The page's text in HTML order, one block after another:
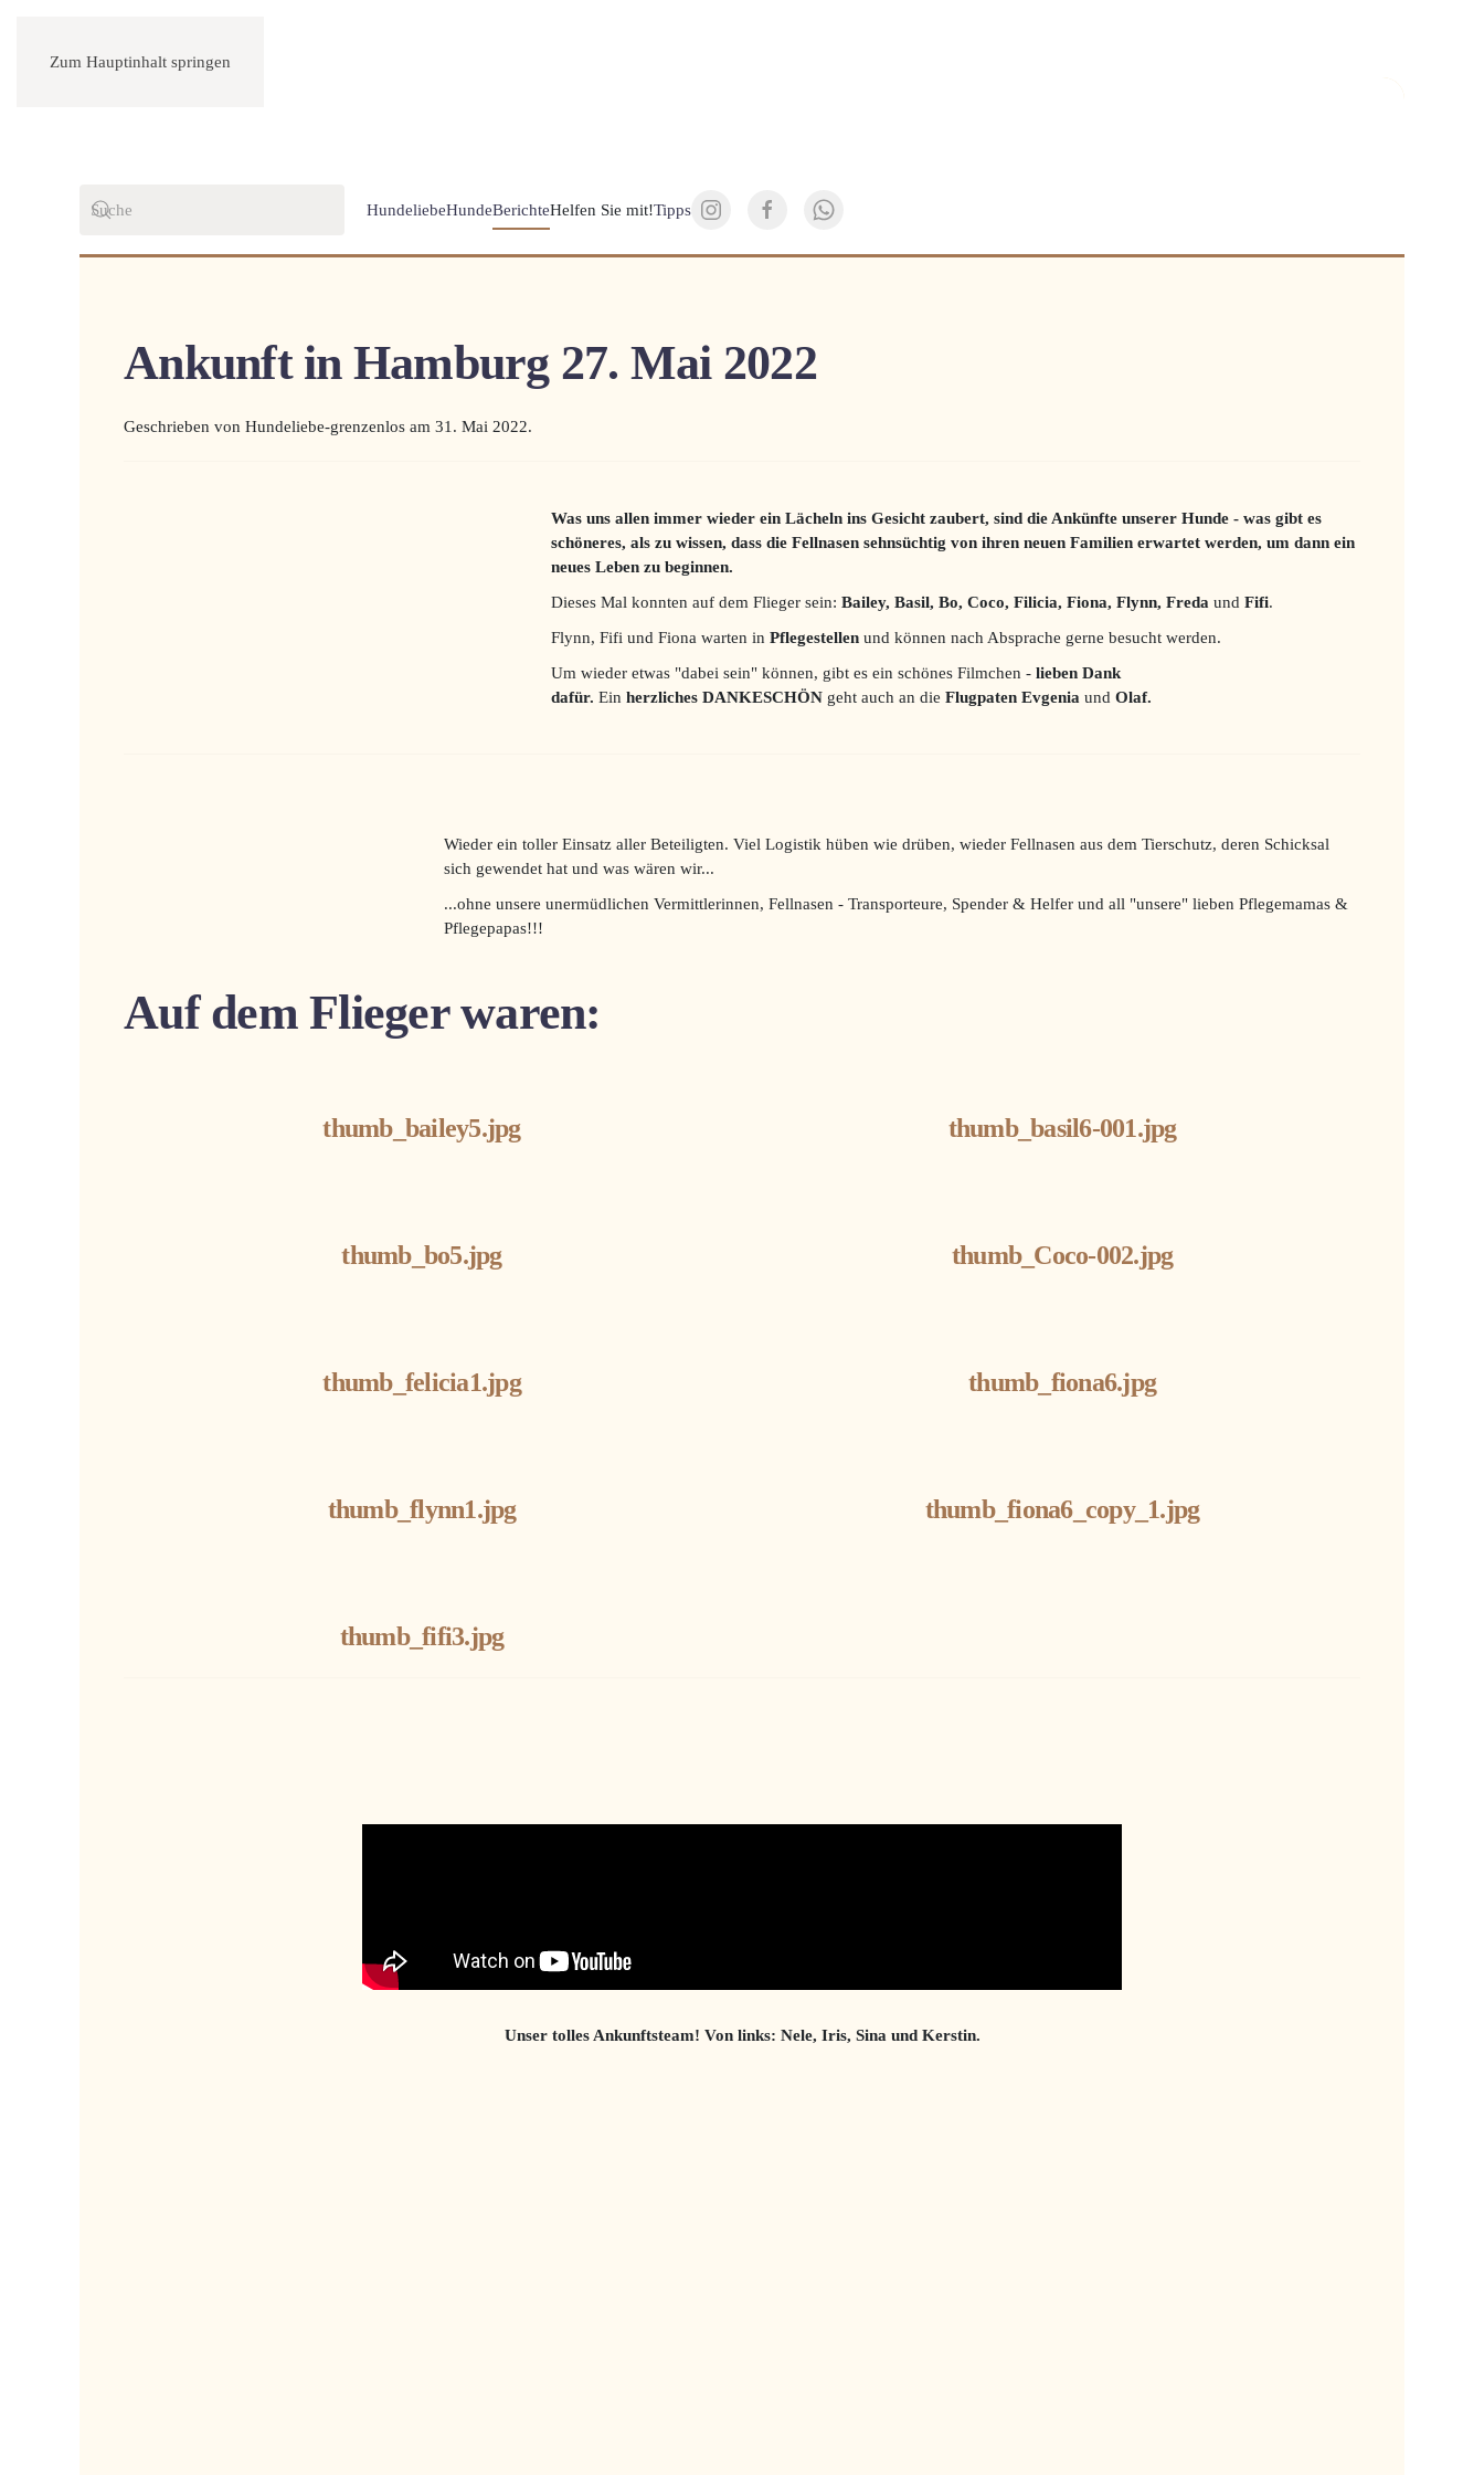
Zum Hauptinhalt springen
HundeliebeHundeBerichteHelfen Sie mit!Tipps
Ankunft in Hamburg 27. Mai 2022
Geschrieben von Hundeliebe-grenzenlos am 31. Mai 2022.
Was uns allen immer wieder ein Lächeln ins Gesicht zaubert, sind die Ankünfte unserer Hunde - was gibt es
schöneres, als zu wissen, dass die Fellnasen sehnsüchtig von ihren neuen Familien erwartet werden, um dann ein
neues Leben zu beginnen.
Dieses Mal konnten auf dem Flieger sein: Bailey, Basil, Bo, Coco, Filicia, Fiona, Flynn, Freda und Fifi.
Flynn, Fifi und Fiona warten in Pflegestellenund können nach Absprache gerne besucht werden.
Um wieder etwas "dabei sein" können, gibt es ein schönes Filmchen - lieben Dank
dafür. Ein herzliches DANKESCHÖNgeht auch an die Flugpaten Evgenia und Olaf.
Wieder ein toller Einsatz aller Beteiligten. Viel Logistik hüben wie drüben, wieder Fellnasen aus dem Tierschutz, deren Schicksal
sich gewendet hat und was wären wir...
...ohne unsere unermüdlichen Vermittlerinnen, Fellnasen - Transporteure, Spender & Helfer und all "unsere" lieben Pflegemamas &
Pflegepapas!!!
Auf dem Flieger waren:
thumb_bailey5.jpg thumb_basil6-001.jpg
thumb_bo5.jpg thumb_Coco-002.jpg
thumb_felicia1.jpg thumb_fiona6.jpg
thumb_flynn1.jpg thumb_fiona6_copy_1.jpg
thumb_fifi3.jpg
Unser tolles Ankunftsteam! Von links: Nele, Iris, Sina und Kerstin.